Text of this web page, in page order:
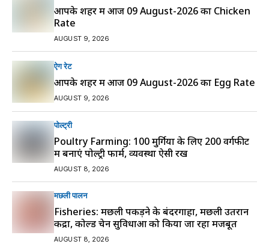
आपके शहर में आज 09 August-2026 का Chicken
Rate
AUGUST 9, 2026
ऐग रेट
आपके शहर में आज 09 August-2026 का Egg Rate
AUGUST 9, 2026
पोल्ट्री
Poultry Farming: 100 मुर्गियों के लिए 200 वर्गफीट
में बनाएं पोल्ट्री फार्म, व्यवस्था ऐसी रखें
AUGUST 8, 2026
मछली पालन
Fisheries: मछली पकड़ने के बंदरगाहों, मछली उतरान
केंद्रों, कोल्ड चेन सुविधाओं को किया जा रहा मजबूत
AUGUST 8, 2026